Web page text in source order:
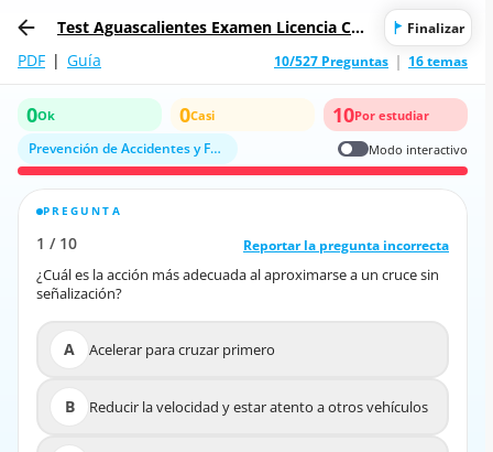
Test Aguascalientes Examen Licencia Con
Finalizar
PDF | Guía 10/527 Preguntas 16 temas
0Ok 0Casi 10Por estudiar
Prevención de Accidentes y Factores de Riesgo Modo interactivo
PREGUNTA
1 / 10 Reportar la pregunta incorrecta
¿Cuál es la acción más adecuada al aproximarse a un cruce sin
señalización?
A Acelerar para cruzar primero
B Reducir la velocidad y estar atento a otros vehículos
1
/
10
Reportar la pregunta incorrecta
¿Cuál es la acción más adecuada al aproximarse a un cruce sin
Acelerar para cruzar primero
B
Reducir la velocidad y estar atento a otros